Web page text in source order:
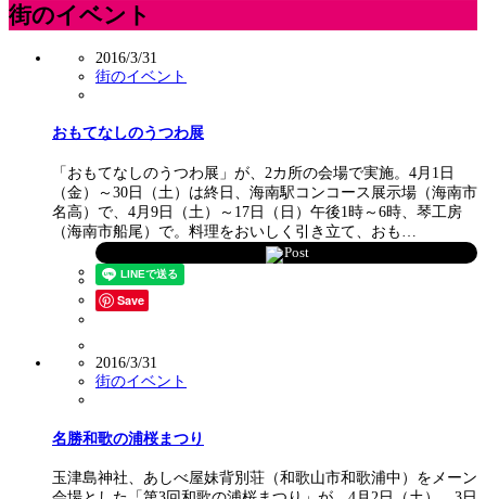
街のイベント
2016/3/31
街のイベント
おもてなしのうつわ展
「おもてなしのうつわ展」が、2カ所の会場で実施。4月1日
（金）～30日（土）は終日、海南駅コンコース展示場（海南市
名高）で、4月9日（土）～17日（日）午後1時～6時、琴工房
（海南市船尾）で。料理をおいしく引き立て、おも…
Post
Save
2016/3/31
街のイベント
名勝和歌の浦桜まつり
玉津島神社、あしべ屋妹背別荘（和歌山市和歌浦中）をメーン